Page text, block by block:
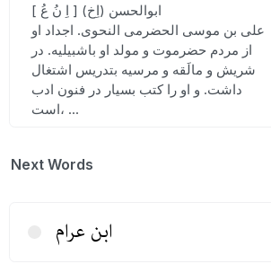
[ اِ نُ عُ ] (اِخ) ابوالحسن
علی بن موسی الحضرمی النحوی. اجداد او
از مردم حضرموت و مولد او باشبیلیه. در
شریش و مالَقه و مرسیه بتدریس اشتغال
داشت. و او را کتب بسیار در فنون ادب
است، ...
Next Words
ابن عرام